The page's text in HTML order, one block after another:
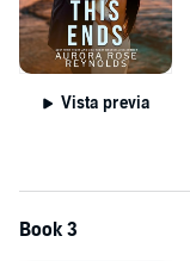
Vista previa
Book 3